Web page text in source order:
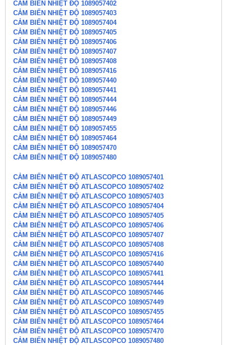
CẢM BIẾN NHIỆT ĐỘ 1089057402
CẢM BIẾN NHIỆT ĐỘ 1089057403
CẢM BIẾN NHIỆT ĐỘ 1089057404
CẢM BIẾN NHIỆT ĐỘ 1089057405
CẢM BIẾN NHIỆT ĐỘ 1089057406
CẢM BIẾN NHIỆT ĐỘ 1089057407
CẢM BIẾN NHIỆT ĐỘ 1089057408
CẢM BIẾN NHIỆT ĐỘ 1089057416
CẢM BIẾN NHIỆT ĐỘ 1089057440
CẢM BIẾN NHIỆT ĐỘ 1089057441
CẢM BIẾN NHIỆT ĐỘ 1089057444
CẢM BIẾN NHIỆT ĐỘ 1089057446
CẢM BIẾN NHIỆT ĐỘ 1089057449
CẢM BIẾN NHIỆT ĐỘ 1089057455
CẢM BIẾN NHIỆT ĐỘ 1089057464
CẢM BIẾN NHIỆT ĐỘ 1089057470
CẢM BIẾN NHIỆT ĐỘ 1089057480
CẢM BIẾN NHIỆT ĐỘ ATLASCOPCO 1089057401
CẢM BIẾN NHIỆT ĐỘ ATLASCOPCO 1089057402
CẢM BIẾN NHIỆT ĐỘ ATLASCOPCO 1089057403
CẢM BIẾN NHIỆT ĐỘ ATLASCOPCO 1089057404
CẢM BIẾN NHIỆT ĐỘ ATLASCOPCO 1089057405
CẢM BIẾN NHIỆT ĐỘ ATLASCOPCO 1089057406
CẢM BIẾN NHIỆT ĐỘ ATLASCOPCO 1089057407
CẢM BIẾN NHIỆT ĐỘ ATLASCOPCO 1089057408
CẢM BIẾN NHIỆT ĐỘ ATLASCOPCO 1089057416
CẢM BIẾN NHIỆT ĐỘ ATLASCOPCO 1089057440
CẢM BIẾN NHIỆT ĐỘ ATLASCOPCO 1089057441
CẢM BIẾN NHIỆT ĐỘ ATLASCOPCO 1089057444
CẢM BIẾN NHIỆT ĐỘ ATLASCOPCO 1089057446
CẢM BIẾN NHIỆT ĐỘ ATLASCOPCO 1089057449
CẢM BIẾN NHIỆT ĐỘ ATLASCOPCO 1089057455
CẢM BIẾN NHIỆT ĐỘ ATLASCOPCO 1089057464
CẢM BIẾN NHIỆT ĐỘ ATLASCOPCO 1089057470
CẢM BIẾN NHIỆT ĐỘ ATLASCOPCO 1089057480